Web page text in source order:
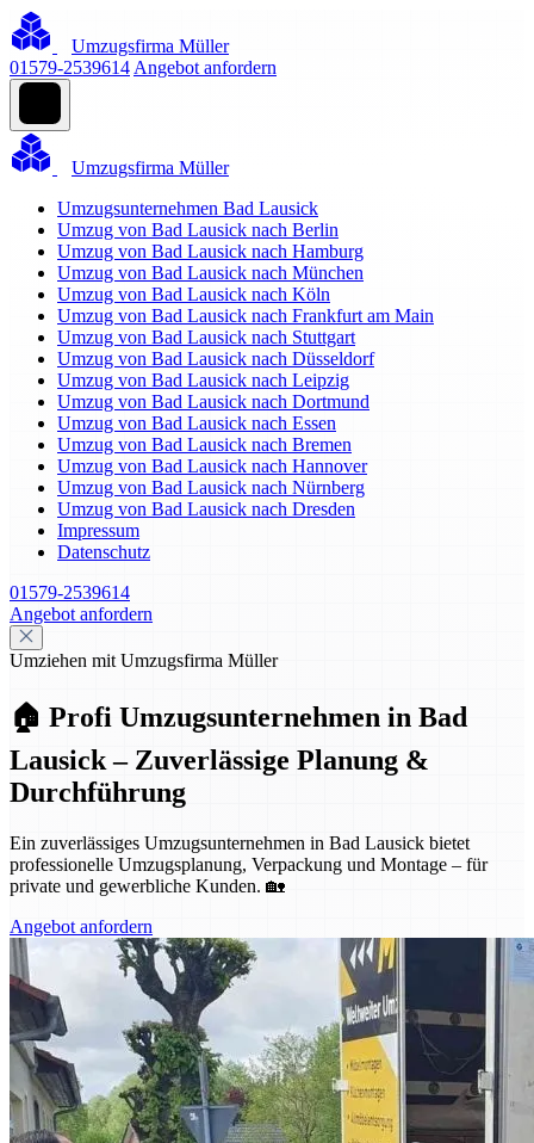
Umzugsfirma Müller
01579-2539614 Angebot anfordern
Umzugsfirma Müller
Umzugsunternehmen Bad Lausick
Umzug von Bad Lausick nach Berlin
Umzug von Bad Lausick nach Hamburg
Umzug von Bad Lausick nach München
Umzug von Bad Lausick nach Köln
Umzug von Bad Lausick nach Frankfurt am Main
Umzug von Bad Lausick nach Stuttgart
Umzug von Bad Lausick nach Düsseldorf
Umzug von Bad Lausick nach Leipzig
Umzug von Bad Lausick nach Dortmund
Umzug von Bad Lausick nach Essen
Umzug von Bad Lausick nach Bremen
Umzug von Bad Lausick nach Hannover
Umzug von Bad Lausick nach Nürnberg
Umzug von Bad Lausick nach Dresden
Impressum
Datenschutz
01579-2539614
Angebot anfordern
Umziehen mit Umzugsfirma Müller
🏠 Profi Umzugsunternehmen in Bad
Lausick – Zuverlässige Planung &
Durchführung
Ein zuverlässiges Umzugsunternehmen in Bad Lausick bietet
professionelle Umzugsplanung, Verpackung und Montage – für
private und gewerbliche Kunden. 🏡
Angebot anfordern